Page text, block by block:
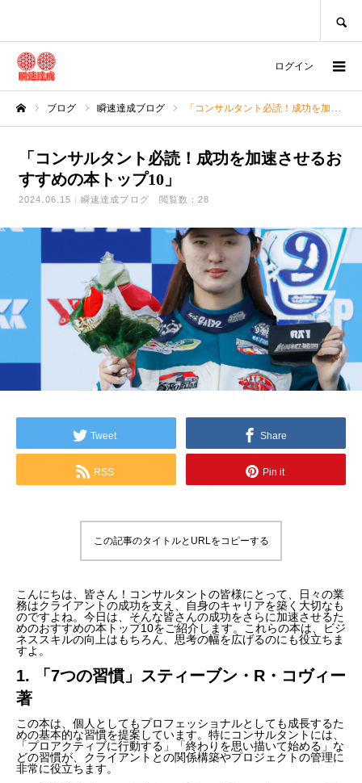
ログイン
ブログ 瞬速達成ブログ 「コンサルタント必読！成功を加速させるおすすめの本トップ10」
「コンサルタント必読！成功を加速させるお
すすめの本トップ10」
2024.06.15 瞬速達成ブログ 閲覧数：28
Tweet Share
RSS Pin it
この記事のタイトルとURLをコピーする
こんにちは、皆さん！コンサルタントの皆様にとって、日々の業
務はクライアントの成功を支え、自身のキャリアを築く大切なも
のですよね。今日は、そんな皆さんの成功をさらに加速させるた
めのおすすめの本トップ10をご紹介します。これらの本は、ビジ
ネススキルの向上はもちろん、思考の幅を広げるのにも役立ちま
すよ。
1. 「7つの習慣」スティーブン・R・コヴィー
著
この本は、個人としてもプロフェッショナルとしても成長するた
めの基本的な習慣を提案しています。特にコンサルタントには、
「プロアクティブに行動する」「終わりを思い描いて始める」な
どの習慣が、クライアントとの関係構築やプロジェクトの管理に
非常に役立ちます。